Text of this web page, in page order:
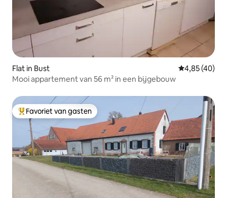
Flat in Bust Gemiddelde
4,85 (40)
Mooi appartement van 56 m² in een bijgebouw
Topfavoriet van gasten
Favoriet van gasten